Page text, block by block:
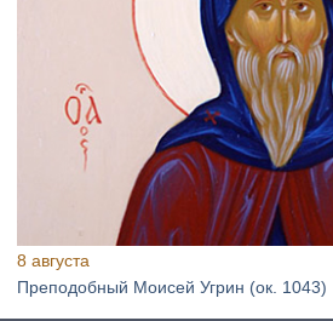
8 августа
Преподобный Моисей Угрин (ок. 1043)